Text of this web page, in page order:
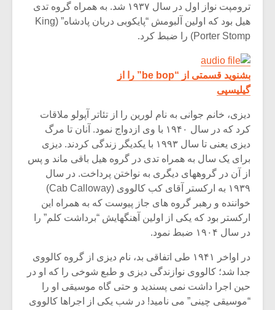
ترومپت نواز اول در سال ۱۹۳۷ شد. به همراه گروه تدی
هیل بود که اولین آلبومش “پایکوبی دربان پادشاه” (King
Porter Stomp) را ضبط کرد.
بشنوید قسمتی از “be bop” را از
گیلیسپی
دیزی، خانم جوانی به نام لورین را از تئاتر آپولو ملاقات
کرد که در سال ۱۹۴۰ با وی ازدواج نمود. آنان تا مرگ
دیزی یعنی تا سال ۱۹۹۳ با یکدیگر زندگی کردند. دیزی
برای یک سال به همراه تدی در گروه هیل باقی ماند و پس
از آن در گروههای دیگری به نواختن پرداخت. در سال
۱۹۳۹ به ارکستر آقای کب کالووی (Cab Calloway)
خواننده و رهبر گروه های جاز پیوست که به همراه این
ارکستر بود که یکی از اولین آهنگهایش “برداشت کلم” را
در سال ۱۹۰۴ ضبط نمود.
در اواخر ۱۹۴۱ طی اتفاقی بد، نام دیزی از گروه کالووی
جدا شد؛ کالووی نوازندگی دیزی و طبع شوخی را که او در
حین اجرا داشت نمی پسندید و حتی گاه موسیقی او را
“موسیقی چینی” می نامید! در شب یکی از اجراها کالووی